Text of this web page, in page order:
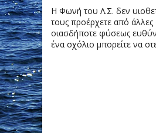
Η Φωνή του Λ.Σ. δεν
τους προέρχετε από άλλες
οιασδήποτε φύσεως
ένα σχόλιο μπορείτε να